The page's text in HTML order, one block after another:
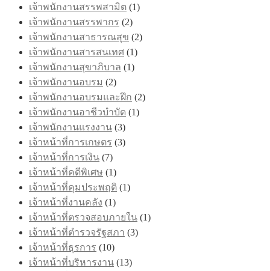
เจ้าพนักงานสรรพสามิต (1)
เจ้าพนักงานสรรพากร (2)
เจ้าพนักงานสาธารณสุข (2)
เจ้าพนักงานสารสนเทศ (1)
เจ้าพนักงานสุขาภิบาล (1)
เจ้าพนักงานอบรม (2)
เจ้าพนักงานอบรมและฝึก (2)
เจ้าพนักงานอาชีวบำบัด (1)
เจ้าพนักงานแรงงาน (3)
เจ้าหน้าที่การเกษตร (3)
เจ้าหน้าที่การเงิน (7)
เจ้าหน้าที่คดีพิเศษ (1)
เจ้าหน้าที่คุมประพฤติ (1)
เจ้าหน้าที่งานคลัง (1)
เจ้าหน้าที่ตรวจสอบภายใน (1)
เจ้าหน้าที่ตำรวจรัฐสภา (3)
เจ้าหน้าที่ธุรการ (10)
เจ้าหน้าที่บริหารงาน (13)